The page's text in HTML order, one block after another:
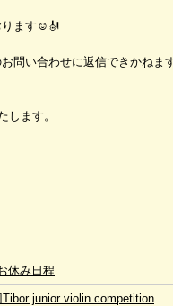
ります☺️🎻
問い合わせに返信できかねま
します。
休み日程
Tibor junior violin competition